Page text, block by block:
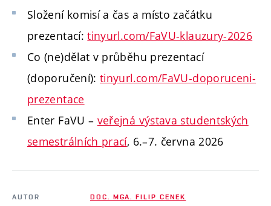
Složení komisí a čas a místo začátku
prezentací:tinyurl.com/FaVU-klauzury-2026
Co (ne)dělat v průběhu prezentací
(doporučení):tinyurl.com/FaVU-doporuceni-
prezentace
Enter FaVU – veřejná výstava studentských
semestrálních prací, 6.–7. června 2026
AUTOR
DOC. MGA. FILIP CENEK